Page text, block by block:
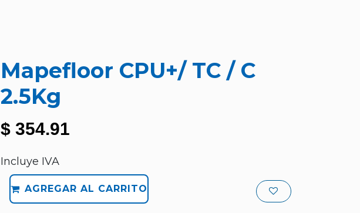
Mapefloor CPU+/ TC / C
2.5Kg
$ 354.91
Incluye IVA
AGREGAR AL CARRITO